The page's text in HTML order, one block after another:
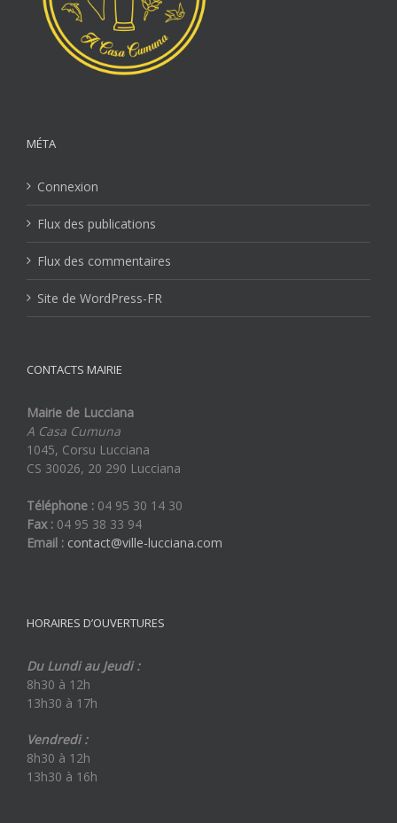
MÉTA
Connexion
Flux des publications
Flux des commentaires
Site de WordPress-FR
CONTACTS MAIRIE
Mairie de Lucciana
A Casa Cumuna
1045, Corsu Lucciana
CS 30026, 20 290 Lucciana
Téléphone : 04 95 30 14 30
Fax : 04 95 38 33 94
Email : contact@ville-lucciana.com
HORAIRES D’OUVERTURES
Du Lundi au Jeudi :
8h30 à 12h
13h30 à 17h
Vendredi :
8h30 à 12h
13h30 à 16h